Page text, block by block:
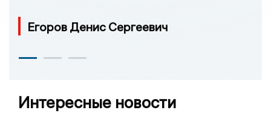
Егоров Денис Сергеевич
Интересные новости